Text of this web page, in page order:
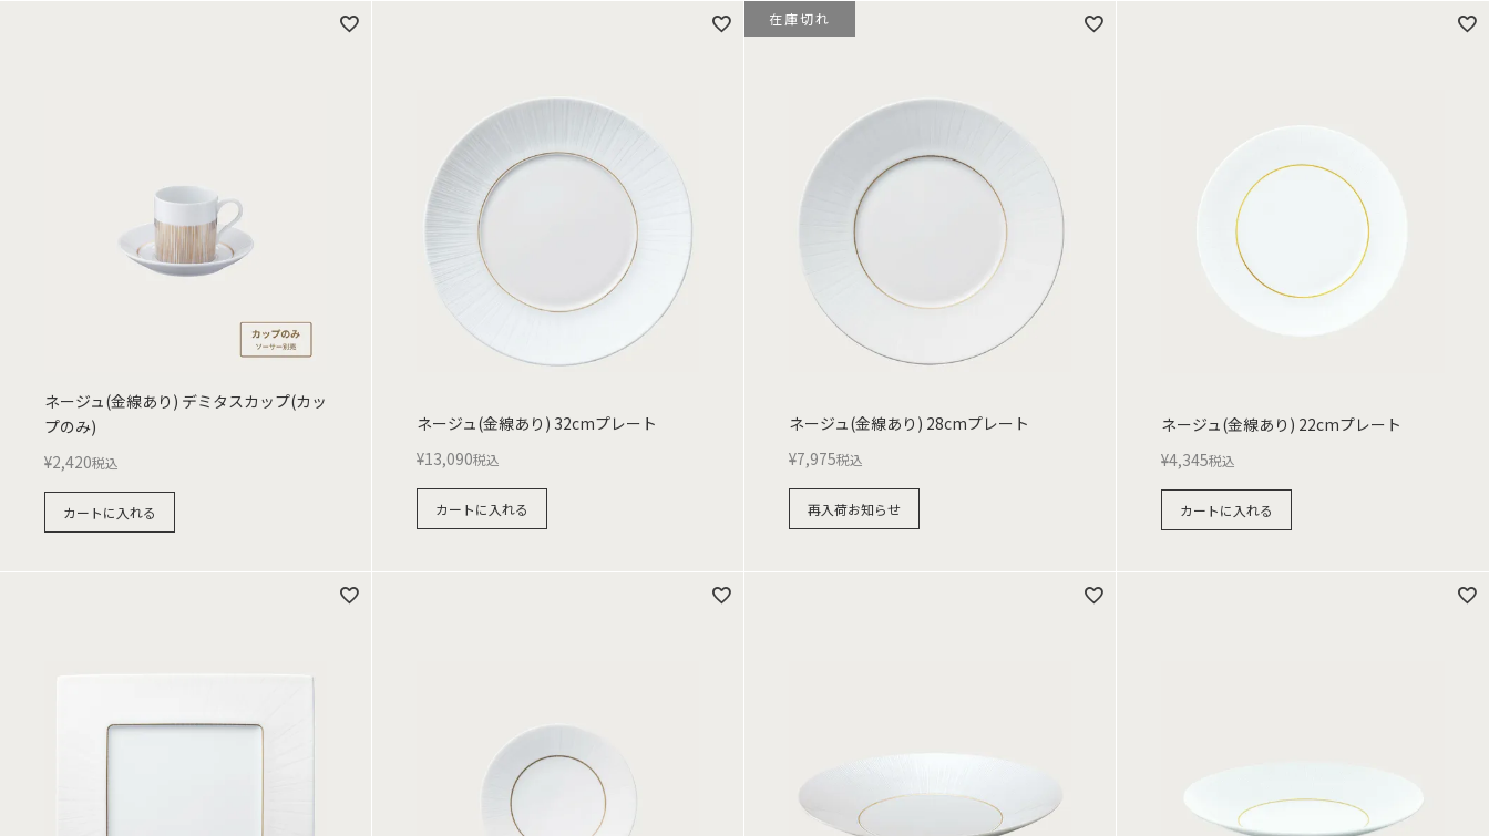
ネージュ(金線あり) デミタスカップ(カッ
プのみ)
¥2,420税込
カートに入れる
ネージュ(金線あり) 32cmプレート
¥13,090税込
カートに入れる
ネージュ(金線あり) 28cmプレート
¥7,975税込
再入荷お知らせ
在庫切れ
ネージュ(金線あり) 22cmプレート
¥4,345税込
カートに入れる